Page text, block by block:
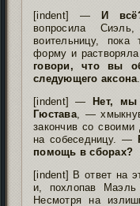
[indent] —
И
вопросила
воительницу, пока
форму и
говори, что вы
следующего аксона.
[indent] —
Нет, мы
Гюстава, —
закончив со
на собеседницу. —
помощь в сборах?
[indent] В ответ на
и, похлопав Маэль
Несмотря на